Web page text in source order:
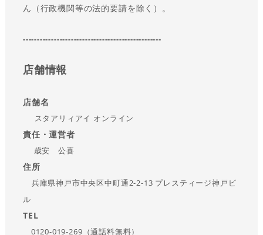
ん（行政機関等の法的要請を除く）。
-------------------------------------------------
店舗情報
店舗名
スタアリィアイ オンライン
責任・運営者
歳安 公喜
住所
兵庫県神戸市中央区中町通2-2-13 プレスティージ神戸ビ
ル
TEL
0120-019-269（通話料無料）